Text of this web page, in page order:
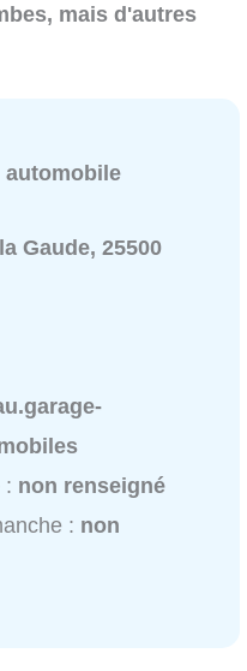
mais d'autres
automobile
Gaude, 25500
: non renseigné
: non